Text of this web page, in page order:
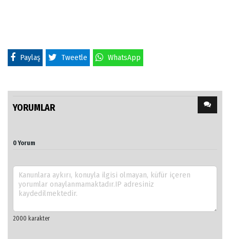
Paylaş Tweetle WhatsApp
YORUMLAR
0 Yorum